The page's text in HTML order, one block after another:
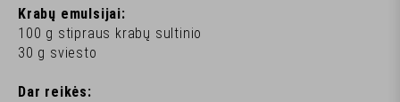
Krabų emulsijai:
100 g stipraus krabų sultinio
30 g sviesto
Dar reikės: